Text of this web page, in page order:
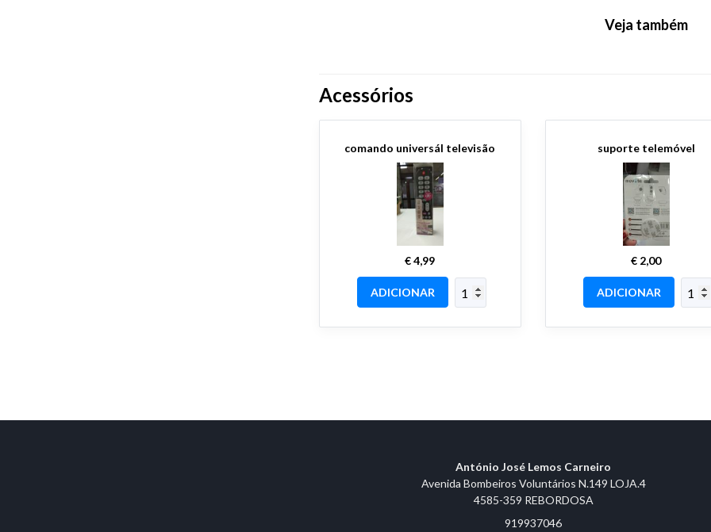
Veja também
Acessórios
comando universál televisão
€ 4,99
ADICIONAR
suporte telemóvel
€ 2,00
ADICIONAR
António José Lemos Carneiro
Avenida Bombeiros Voluntários N.149 LOJA.4
4585-359 REBORDOSA
919937046